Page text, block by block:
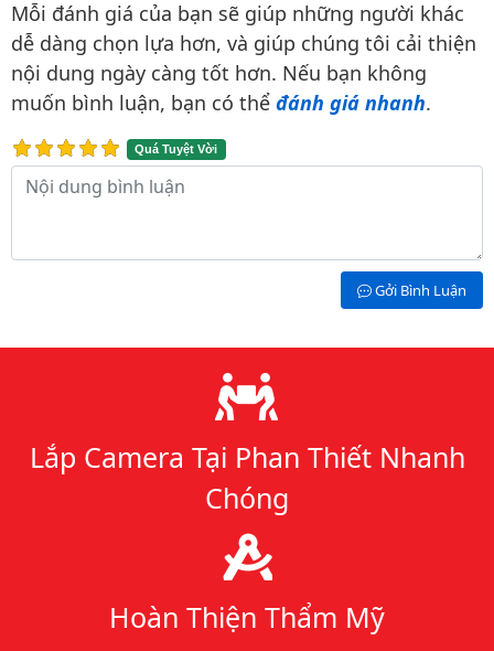
Mỗi đánh giá của bạn sẽ giúp những người khác
dễ dàng chọn lựa hơn, và giúp chúng tôi cải thiện
nội dung ngày càng tốt hơn. Nếu bạn không
muốn bình luận, bạn có thể đánh giá nhanh.
Quá Tuyệt Vời
Nội dung bình luận
Gởi Bình Luận
Lý do chọn chúng tôi
Lắp Camera Tại Phan Thiết Nhanh
Chóng
Hoàn Thiện Thẩm Mỹ